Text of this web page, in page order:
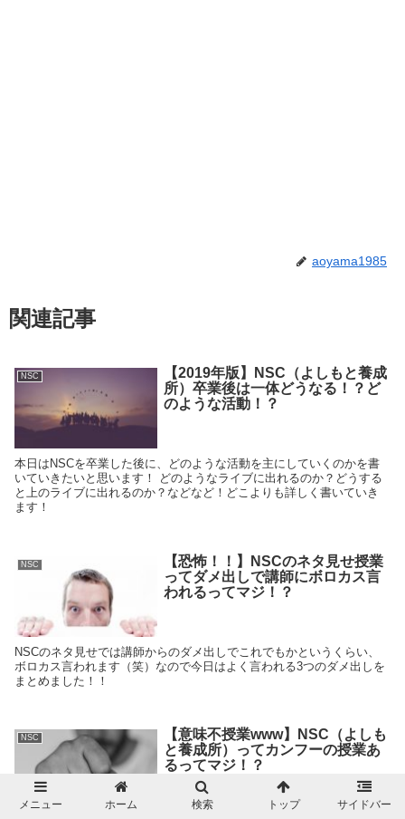
aoyama1985
関連記事
NSC
【2019年版】NSC（よしもと養成
所）卒業後は一体どうなる！？ど
のような活動！？
本日はNSCを卒業した後に、どのような活動を主にしていくのかを書
いていきたいと思います！ どのようなライブに出れるのか？どうする
と上のライブに出れるのか？などなど！どこよりも詳しく書いていき
ます！
NSC
【恐怖！！】NSCのネタ見せ授業
ってダメ出しで講師にボロカス言
われるってマジ！？
NSCのネタ見せでは講師からのダメ出しでこれでもかというくらい、
ボロカス言われます（笑）なので今日はよく言われる3つのダメ出しを
まとめました！！
NSC
【意味不授業www】NSC（よしも
と養成所）ってカンフーの授業あ
るってマジ！？
メニュー ホーム 検索 トップ サイドバー